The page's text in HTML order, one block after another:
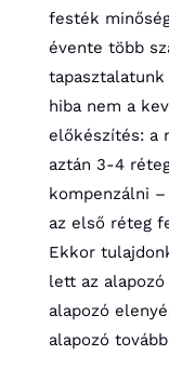
festék
évente több
hiba nem a
előkészítés: a
aztán 3-4
kompenzálni
az első réteg
Ekkor
lett az alapozó
alapozó
alapozó